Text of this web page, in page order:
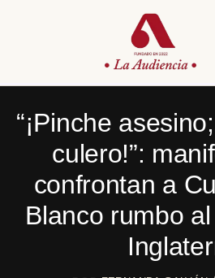
“¡Pinche
culero!”:
confrontan a
Blanco rumbo